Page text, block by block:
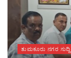
ತುಮಕೂರು ನಗರ ಸುದ್ದಿ